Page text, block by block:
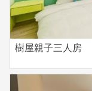
樹屋親子三人房